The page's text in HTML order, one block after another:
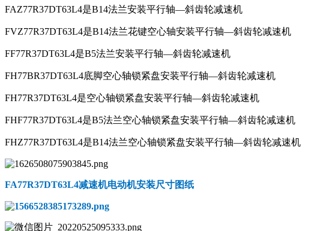
FAZ77R37DT63L4是B14法兰安装平行轴—斜齿轮减速机
FVZ77R37DT63L4是B14法兰花键空心轴安装平行轴—斜齿轮减速机
FF77R37DT63L4是B5法兰安装平行轴—斜齿轮减速机
FH77BR37DT63L4底脚空心轴锁紧盘安装平行轴—斜齿轮减速机
FH77R37DT63L4是空心轴锁紧盘安装平行轴—斜齿轮减速机
FHF77R37DT63L4是B5法兰空心轴锁紧盘安装平行轴—斜齿轮减速机
FHZ77R37DT63L4是B14法兰空心轴锁紧盘安装平行轴—斜齿轮减速机
FA77R37DT63L4减速机电动机安装尺寸图纸